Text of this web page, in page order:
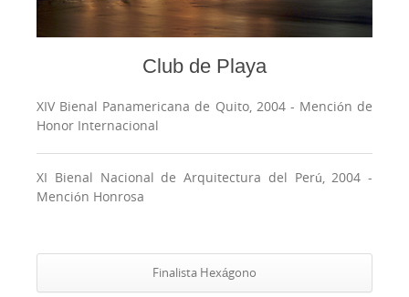
Club de Playa
XIV Bienal Panamericana de Quito, 2004 - Mención de
Honor Internacional
XI Bienal Nacional de Arquitectura del Perú, 2004 -
Mención Honrosa
Finalista Hexágono